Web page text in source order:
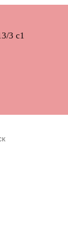
3 с1